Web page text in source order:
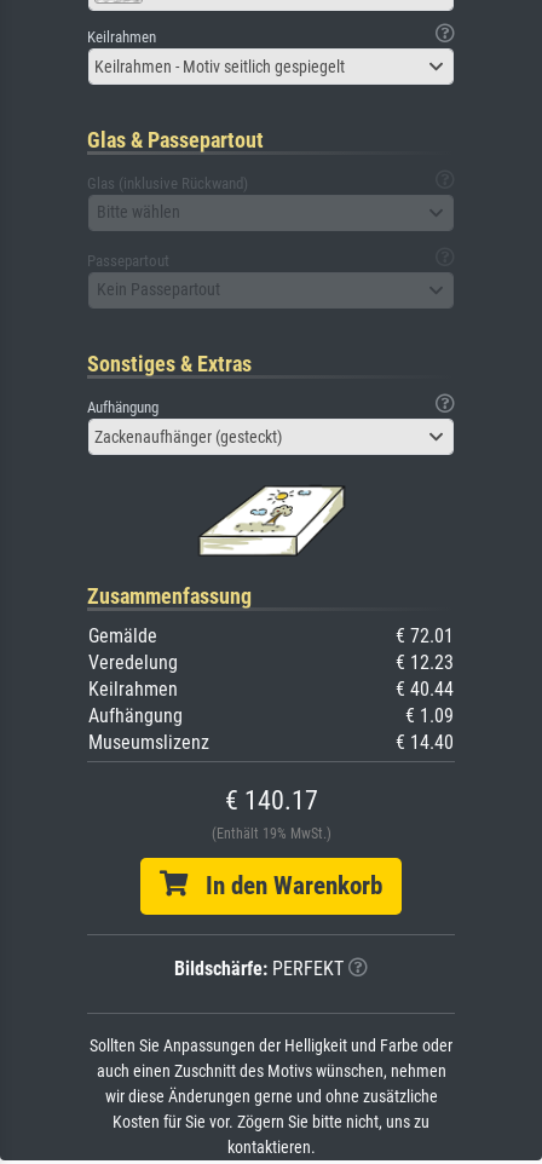
Keilrahmen
Keilrahmen - Motiv seitlich gespiegelt
Glas & Passepartout
Glas (inklusive Rückwand)
Bitte wählen
Passepartout
Kein Passepartout
Sonstiges & Extras
Aufhängung
Zackenaufhänger (gesteckt)
Zusammenfassung
Gemälde
€ 72.01
Veredelung
€ 12.23
Keilrahmen
€ 40.44
Aufhängung
€ 1.09
Museumslizenz
€ 14.40
€ 140.17
(Enthält 19% MwSt.)
In den Warenkorb
Bildschärfe: PERFEKT
Sollten Sie Anpassungen der Helligkeit und Farbe oder
auch einen Zuschnitt des Motivs wünschen, nehmen
wir diese Änderungen gerne und ohne zusätzliche
Kosten für Sie vor. Zögern Sie bitte nicht, uns zu
kontaktieren.